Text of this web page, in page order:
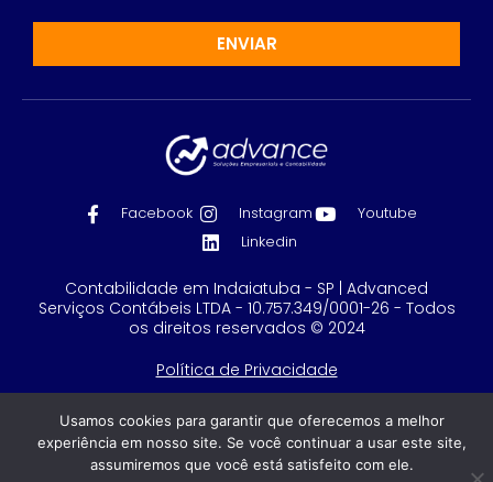
ENVIAR
Facebook Instagram
Youtube
Linkedin
Contabilidade em Indaiatuba - SP | Advanced
Serviços Contábeis LTDA - 10.757.349/0001-26 - Todos
os direitos reservados © 2024
Política de Privacidade
Feito com
por GRUPO DPG
Usamos cookies para garantir que oferecemos a melhor
experiência em nosso site. Se você continuar a usar este site,
assumiremos que você está satisfeito com ele.